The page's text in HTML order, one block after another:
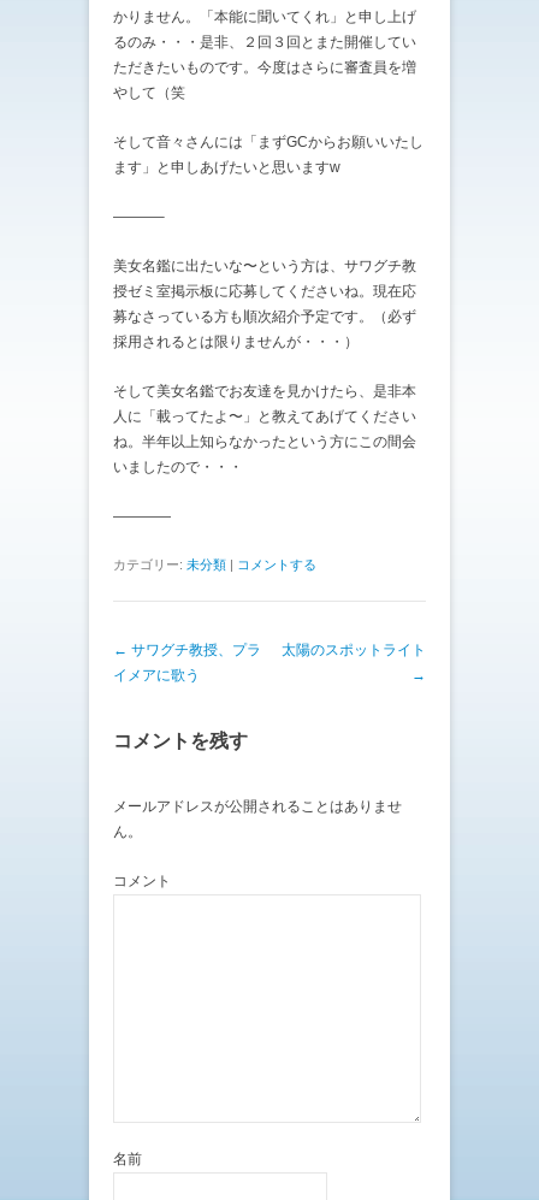
かりません。「本能に聞いてくれ」と申し上げ
るのみ・・・是非、２回３回とまた開催してい
ただきたいものです。今度はさらに審査員を増
やして（笑
そして音々さんには「まずGCからお願いいたし
ます」と申しあげたいと思いますw
———–
美女名鑑に出たいな〜という方は、サワグチ教
授ゼミ室掲示板に応募してくださいね。現在応
募なさっている方も順次紹介予定です。（必ず
採用されるとは限りませんが・・・）
そして美女名鑑でお友達を見かけたら、是非本
人に「載ってたよ〜」と教えてあげてください
ね。半年以上知らなかったという方にこの間会
いましたので・・・
————
カテゴリー: 未分類 | コメントする
投稿ナビゲーション
← サワグチ教授、プラ
イメアに歌う
太陽のスポットライト
→
コメントを残す
メールアドレスが公開されることはありませ
ん。
コメント
名前